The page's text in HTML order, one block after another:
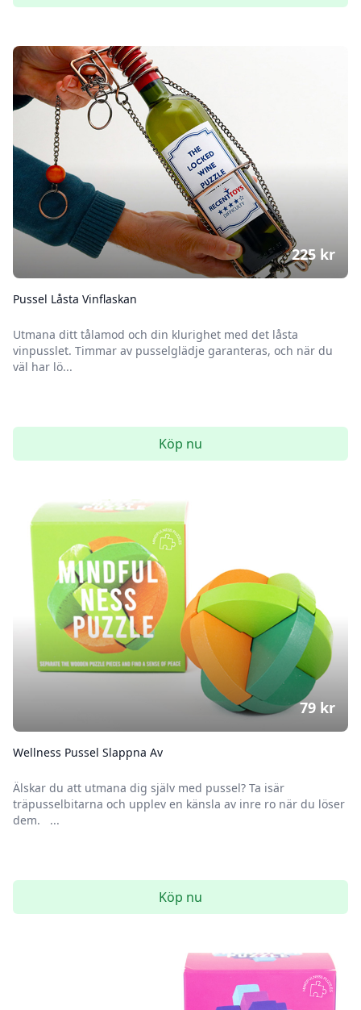
Pussel Låsta Vinflaskan
Utmana ditt tålamod och din klurighet med det låsta
vinpusslet. Timmar av pusselglädje garanteras, och när du
väl har lö...
225 kr
Köp nu
Wellness Pussel Slappna Av
Älskar du att utmana dig själv med pussel? Ta isär
träpusselbitarna och upplev en känsla av inre ro när du löser
dem. ...
79 kr
Köp nu